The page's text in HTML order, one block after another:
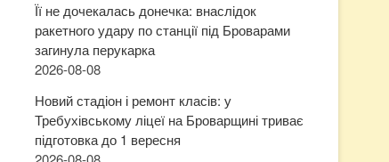
Її не дочекалась донечка: внаслідок
ракетного удару по станції під Броварами
загинула перукарка
2026-08-08
Новий стадіон і ремонт класів: у
Требухівському ліцеї на Броварщині триває
підготовка до 1 вересня